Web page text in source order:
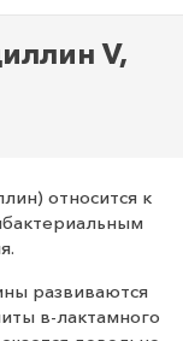
V,
относится к
развиваются
в-лактамного